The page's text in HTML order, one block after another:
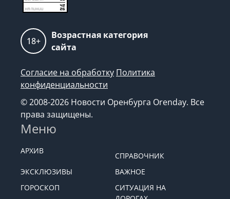
18+
Возрастная категория
сайта
Согласие на обработку Политика
конфиденциальности
© 2008-2026 Новости Оренбурга Orenday. Все
права защищены.
Меню
АРХИВ
СПРАВОЧНИК
ЭКСКЛЮЗИВЫ
ВАЖНОЕ
ГОРОСКОП
СИТУАЦИЯ НА